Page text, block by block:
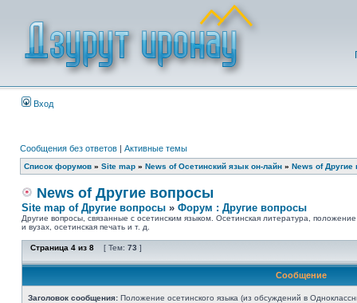
Вход
Сообщения без ответов | Активные темы
Список форумов » Site map » News of Осетинский язык он-лайн » News of Другие
News of Другие вопросы
Site map of Другие вопросы » Форум : Другие вопросы
Другие вопросы, связанные с осетинским языком. Осетинская литература,
и вузах, осетинская печать и т. д.
Страница 4 из 8 [ Тем: 73 ]
Сообщение
Заголовок сообщения: Положение осетинского языка (из обсуждений в